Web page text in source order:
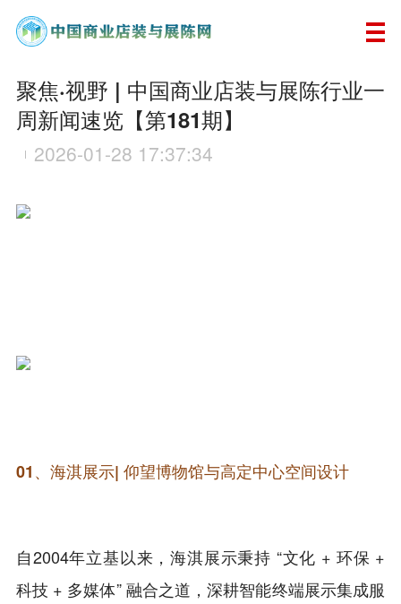
聚焦·视野 | 中国商业店装与展陈行业一
周新闻速览【第181期】
2026-01-28 17:37:34
01、海淇展示| 仰望博物馆与高定中心空间设计
自2004年立基以来，海淇展示秉持 “文化 + 环保 +
科技 + 多媒体” 融合之道，深耕智能终端展示集成服